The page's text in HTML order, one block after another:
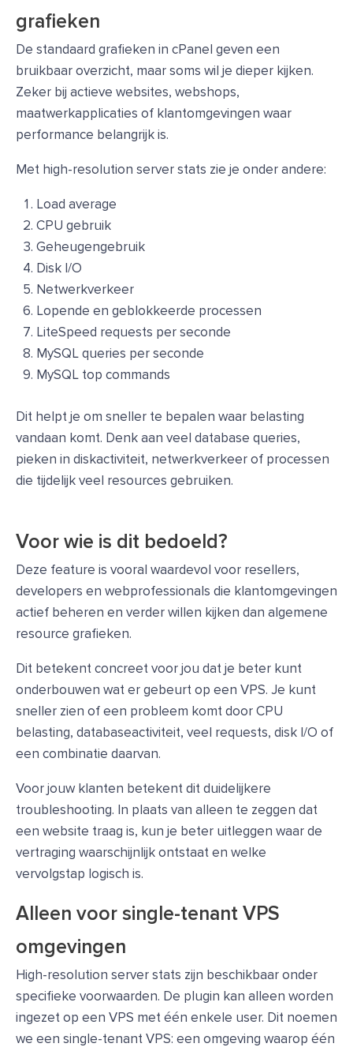
grafieken
De standaard grafieken in cPanel geven een
bruikbaar overzicht, maar soms wil je dieper kijken.
Zeker bij actieve websites, webshops,
maatwerkapplicaties of klantomgevingen waar
performance belangrijk is.
Met high-resolution server stats zie je onder andere:
Load average
CPU gebruik
Geheugengebruik
Disk I/O
Netwerkverkeer
Lopende en geblokkeerde processen
LiteSpeed requests per seconde
MySQL queries per seconde
MySQL top commands
Dit helpt je om sneller te bepalen waar belasting
vandaan komt. Denk aan veel database queries,
pieken in diskactiviteit, netwerkverkeer of processen
die tijdelijk veel resources gebruiken.
Voor wie is dit bedoeld?
Deze feature is vooral waardevol voor resellers,
developers en webprofessionals die klantomgevingen
actief beheren en verder willen kijken dan algemene
resource grafieken.
Dit betekent concreet voor jou dat je beter kunt
onderbouwen wat er gebeurt op een VPS. Je kunt
sneller zien of een probleem komt door CPU
belasting, databaseactiviteit, veel requests, disk I/O of
een combinatie daarvan.
Voor jouw klanten betekent dit duidelijkere
troubleshooting. In plaats van alleen te zeggen dat
een website traag is, kun je beter uitleggen waar de
vertraging waarschijnlijk ontstaat en welke
vervolgstap logisch is.
Alleen voor single-tenant VPS
omgevingen
High-resolution server stats zijn beschikbaar onder
specifieke voorwaarden. De plugin kan alleen worden
ingezet op een VPS met één enkele user. Dit noemen
we een single-tenant VPS: een omgeving waarop één